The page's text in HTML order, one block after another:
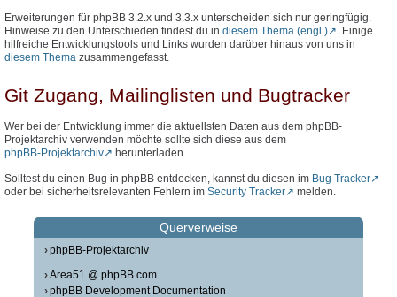
Erweiterungen für phpBB 3.2.x und 3.3.x unterscheiden sich nur geringfügig.
Hinweise zu den Unterschieden findest du in diesem Thema (engl.)
. Einige
hilfreiche Entwicklungstools und Links wurden darüber hinaus von uns in
diesem Thema zusammengefasst.
Git Zugang, Mailinglisten und Bugtracker
Wer bei der Entwicklung immer die aktuellsten Daten aus dem phpBB-
Projektarchiv verwenden möchte sollte sich diese aus dem
phpBB-Projektarchiv
herunterladen.
Solltest du einen Bug in phpBB entdecken, kannst du diesen im Bug Tracker
oder bei sicherheitsrelevanten Fehlern im Security Tracker melden.
Querverweise
phpBB-Projektarchiv
Area51 @ phpBB.com
phpBB Development Documentation